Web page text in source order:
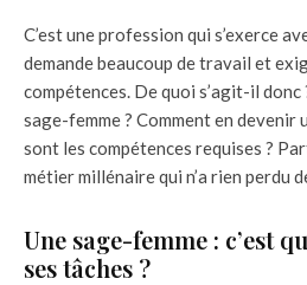
C’est une profession qui s’exerce
demande beaucoup de travail et
compétences. De quoi s’agit-il donc
sage-femme ? Comment en devenir
sont les compétences requises ?
métier millénaire qui n’a rien perdu
Une sage-femme : c’est
ses tâches ?